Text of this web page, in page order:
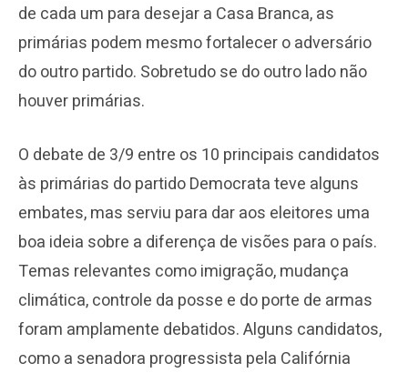
de cada um para desejar a Casa Branca, as
primárias podem mesmo fortalecer o adversário
do outro partido. Sobretudo se do outro lado não
houver primárias.
O debate de 3/9 entre os 10 principais candidatos
às primárias do partido Democrata teve alguns
embates, mas serviu para dar aos eleitores uma
boa ideia sobre a diferença de visões para o país.
Temas relevantes como imigração, mudança
climática, controle da posse e do porte de armas
foram amplamente debatidos. Alguns candidatos,
como a senadora progressista pela Califórnia